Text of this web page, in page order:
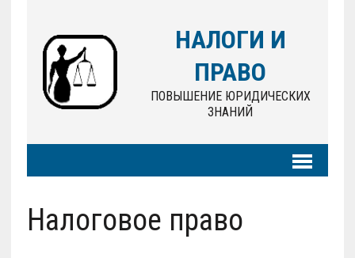
НАЛОГИ И
ПРАВО
ПОВЫШЕНИЕ ЮРИДИЧЕСКИХ
ЗНАНИЙ
Налоговое право